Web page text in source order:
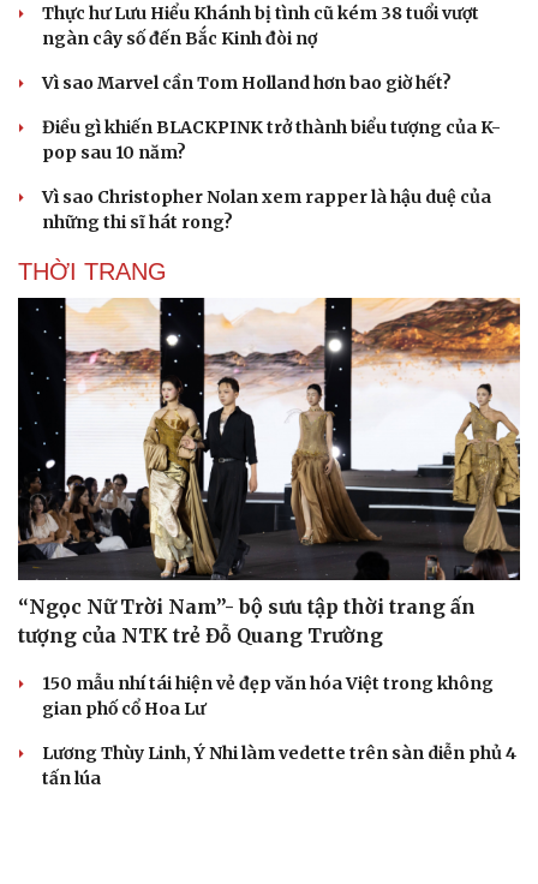
Thực hư Lưu Hiểu Khánh bị tình cũ kém 38 tuổi vượt
ngàn cây số đến Bắc Kinh đòi nợ
Vì sao Marvel cần Tom Holland hơn bao giờ hết?
Điều gì khiến BLACKPINK trở thành biểu tượng của K-
pop sau 10 năm?
Vì sao Christopher Nolan xem rapper là hậu duệ của
những thi sĩ hát rong?
THỜI TRANG
“Ngọc Nữ Trời Nam”- bộ sưu tập thời trang ấn
tượng của NTK trẻ Đỗ Quang Trường
150 mẫu nhí tái hiện vẻ đẹp văn hóa Việt trong không
gian phố cổ Hoa Lư
Lương Thùy Linh, Ý Nhi làm vedette trên sàn diễn phủ 4
tấn lúa